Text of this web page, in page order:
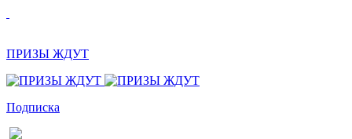
ПРИЗЫ ЖДУТ
Подписка